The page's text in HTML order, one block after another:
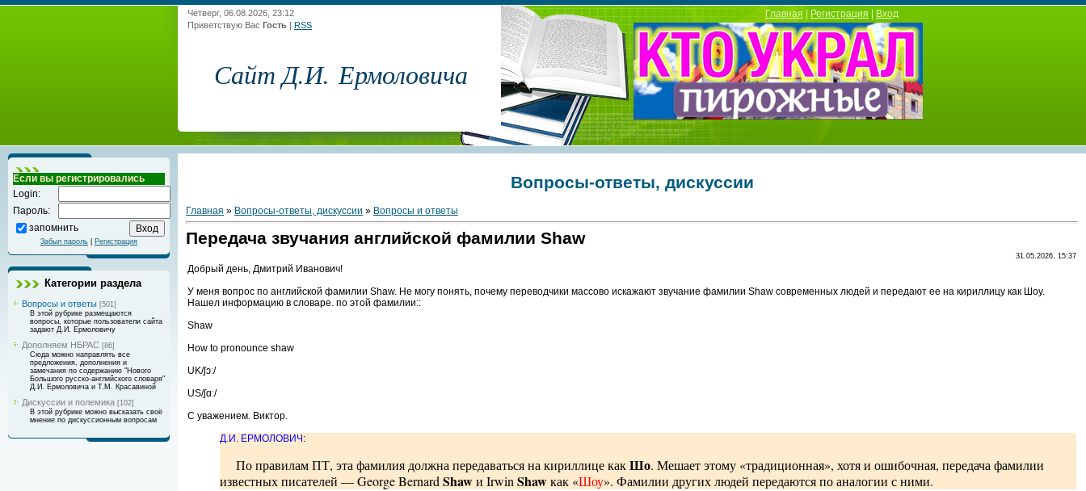
Четверг, 06.08.2026, 23:12
Приветствую Вас Гость | RSS
Сайт Д.И. Ермоловича
Главная Регистрация Вход
Если вы регистрировались
Login:
Пароль:
запомнить
Забыл пароль Регистрация
Категории раздела
Вопросы и ответы [501]
В этой рубрике размещаются
вопросы, которые пользователи сайта
задают Д.И. Ермоловичу
Дополняем НБРАС [86]
Сюда можно направлять все
предложения, дополнения и
замечания по содержанию "Нового
Большого русско-английского словаря"
Д.И. Ермоловича и Т.М. Красавиной
Дискуссии и полемика [102]
В этой рубрике можно высказать своё
мнение по дискуссионным вопросам
Вопросы-ответы, дискуссии
Главная » Вопросы-ответы, дискуссии » Вопросы и ответы
Передача звучания английской фамилии Shaw
31.05.2026, 15:37
Добрый день, Дмитрий Иванович!
У меня вопрос по английской фамилии Shaw. Не могу понять, почему переводчики массово искажают звучание фамилии Shaw современных людей и передают ее на кириллицу как Шоу.
Нашел информацию в словаре. по этой фамилии::
Shaw
How to pronounce shaw
UK/ʃɔː/
US/ʃɑː/
С уважением. Виктор.
Д.И. ЕРМОЛОВИЧ:
По правилам ПТ, эта фамилия должна передаваться на кириллице какШо. Мешает этому «традиционная», хотя и ошибочная, передача фамилии
известных писателей — George Bernard Shawи Irwin Shawкак «Шоу». Фамилии других людей передаются по аналогии с ними.